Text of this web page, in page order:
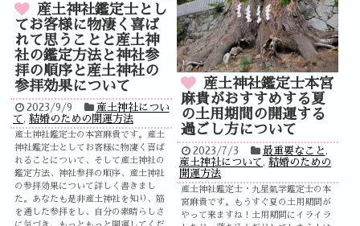
産土神社鑑定士とし
てお客様に物凄く喜ば
れて思うことと産土神
社の鑑定方法と神社参
拝の順序と産土神社の
参拝効果について
2023/9/9
産土神社につい
て , 結婚のための開運方法
産土神社鑑定士の本宮麻貴です。産土
神社鑑定士としてお客様に物凄く喜ば
れることについて、そして産土神社の
鑑定方法、神社参拝の順序、産土神社
の参拝効果について詳しく書きまし
た。あなたも是非産土神社を知り、筋
を通した参拝をし、自分の素晴らしさ
産土神社鑑定士本宮
麻貴がおすすめする夏
の土用期間の開運する
過ごし方について
2023/7/3 最重要なこと ,
産土神社について ,結婚のための
開運方法
産土神社鑑定士・九星氣学鑑定士の本
宮麻貴です。もうすぐ夏の土用期間が
やって来ますね！土用期間にイライラ